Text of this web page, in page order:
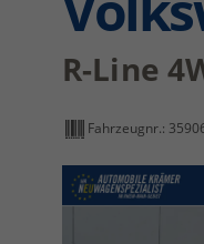
R-Line
Fahrzeugnr.: